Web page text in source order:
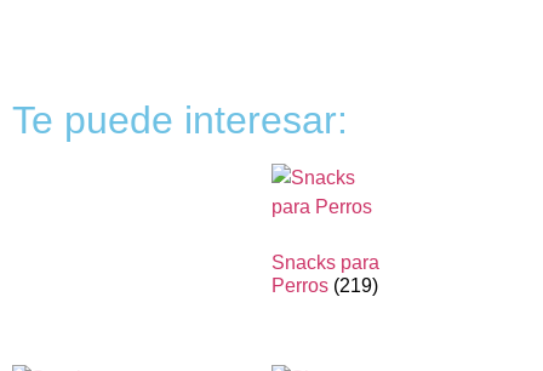
Te puede interesar:
Snacks para
Perros (219)